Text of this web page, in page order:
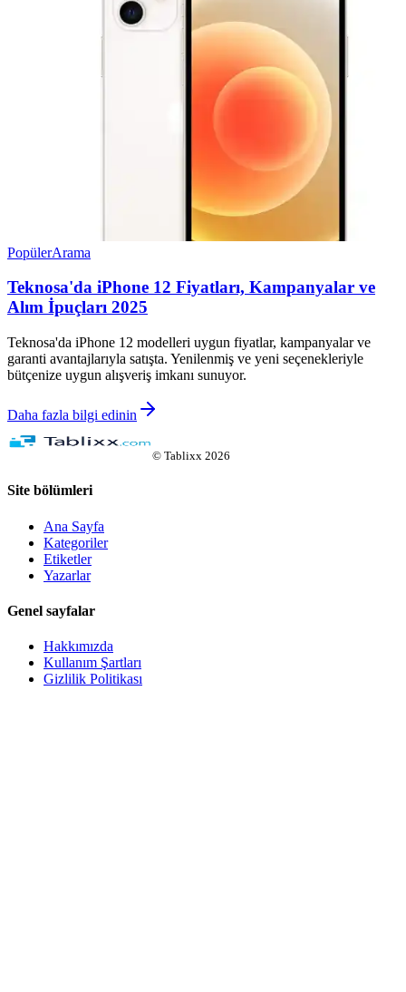
PopülerArama
Teknosa'da iPhone 12 Fiyatları, Kampanyalar ve
Alım İpuçları 2025
Teknosa'da iPhone 12 modelleri uygun fiyatlar, kampanyalar ve
garanti avantajlarıyla satışta. Yenilenmiş ve yeni seçenekleriyle
bütçenize uygun alışveriş imkanı sunuyor.
Daha fazla bilgi edinin
© Tablixx 2026
Site bölümleri
Ana Sayfa
Kategoriler
Etiketler
Yazarlar
Genel sayfalar
Hakkımızda
Kullanım Şartları
Gizlilik Politikası